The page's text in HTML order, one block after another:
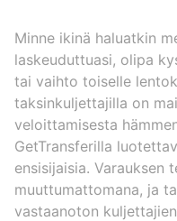
Minne ikinä haluatkin
laskeuduttuasi, olipa
tai vaihto toiselle
taksinkuljettajilla on
veloittamisesta
GetTransferilla
ensisijaisia. Varauksen
muuttumattomana, ja
vastaanoton